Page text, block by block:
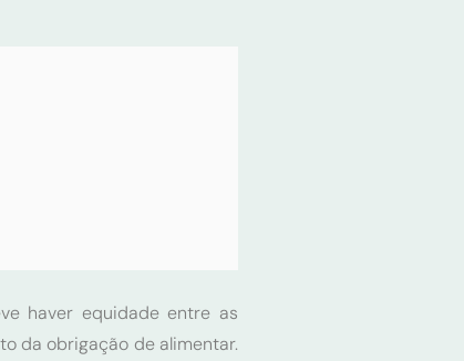
haver equidade entre as
da obrigação de alimentar.